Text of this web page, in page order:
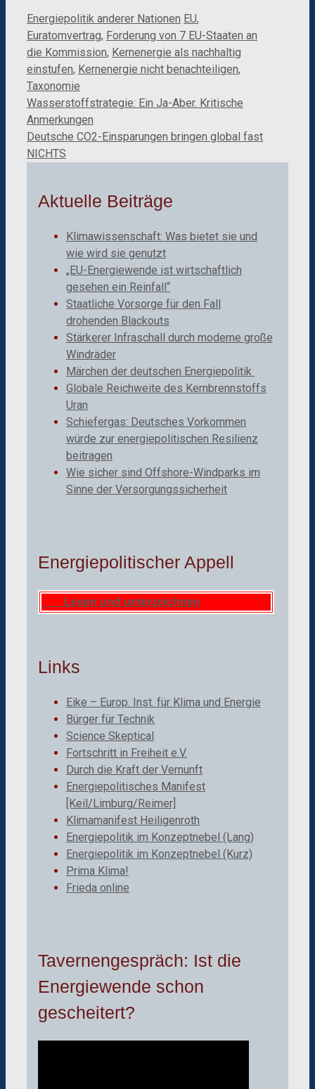
Kategorien
Energiepolitik anderer Nationen Schlagwörter
EU,
Euratomvertrag, Forderung von 7 EU-Staaten an
die Kommission, Kernenergie als nachhaltig
einstufen, Kernenergie nicht benachteiligen,
Taxonomie
Wasserstoffstrategie: Ein Ja-Aber. Kritische
Anmerkungen
Deutsche CO2-Einsparungen bringen global fast
NICHTS
Aktuelle Beiträge
Klimawissenschaft: Was bietet sie und
wie wird sie genutzt
„EU-Energiewende ist wirtschaftlich
gesehen ein Reinfall“
Staatliche Vorsorge für den Fall
drohenden Blackouts
Stärkerer Infraschall durch moderne große
Windräder
Märchen der deutschen Energiepolitik
Globale Reichweite des Kernbrennstoffs
Uran
Schiefergas: Deutsches Vorkommen
würde zur energiepolitischen Resilienz
beitragen
Wie sicher sind Offshore-Windparks im
Sinne der Versorgungssicherheit
Energiepolitischer Appell
Lesen und unterzeichnen
Links
Eike – Europ. Inst. für Klima und Energie
Bürger für Technik
Science Skeptical
Fortschritt in Freiheit e.V.
Durch die Kraft der Vernunft
Energiepolitisches Manifest
[Keil/Limburg/Reimer]
Klimamanifest Heiligenroth
Energiepolitik im Konzeptnebel (Lang)
Energiepolitik im Konzeptnebel (Kurz)
Prima Klima!
Frieda online
Tavernengespräch: Ist die
Energiewende schon
gescheitert?